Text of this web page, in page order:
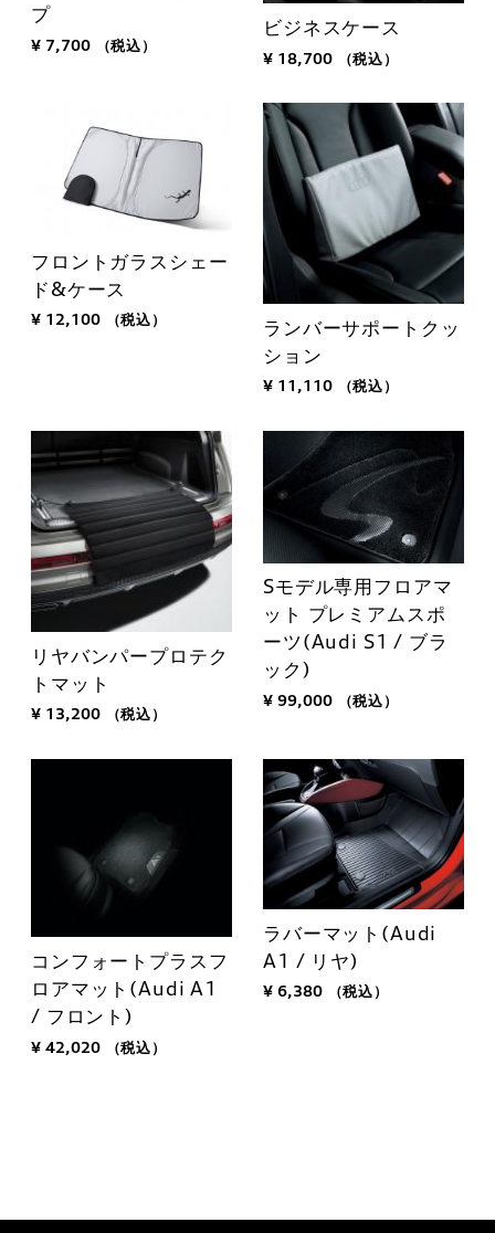
プ
¥ 7,700 （税込）
ビジネスケース
¥ 18,700 （税込）
フロントガラスシェー
ド&ケース
¥ 12,100 （税込）
ランバーサポートクッ
ション
¥ 11,110 （税込）
リヤバンパープロテク
トマット
¥ 13,200 （税込）
Sモデル専用フロアマ
ット プレミアムスポ
ーツ(Audi S1 / ブラ
ック)
¥ 99,000 （税込）
コンフォートプラスフ
ロアマット(Audi A1
/ フロント)
¥ 42,020 （税込）
ラバーマット(Audi
A1 / リヤ)
¥ 6,380 （税込）